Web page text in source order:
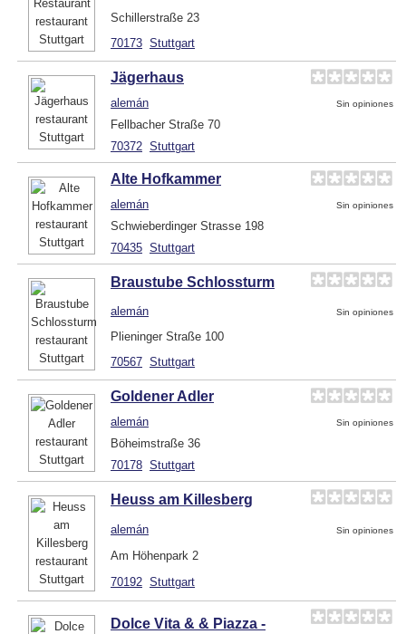
Schillerstraße 23
70173 Stuttgart
Jägerhaus
alemán Sin opiniones
Fellbacher Straße 70
70372 Stuttgart
Alte Hofkammer
alemán Sin opiniones
Schwieberdinger Strasse 198
70435 Stuttgart
Braustube Schlossturm
alemán Sin opiniones
Plieninger Straße 100
70567 Stuttgart
Goldener Adler
alemán Sin opiniones
Böheimstraße 36
70178 Stuttgart
Heuss am Killesberg
alemán Sin opiniones
Am Höhenpark 2
70192 Stuttgart
Dolce Vita & & Piazza -